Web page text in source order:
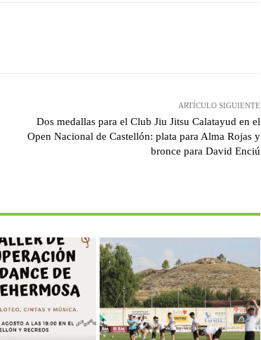
ARTÍCULO SIGUIENTE
Dos medallas para el Club Jiu Jitsu Calatayud en el
Open Nacional de Castellón: plata para Alma Rojas y
bronce para David Enciú